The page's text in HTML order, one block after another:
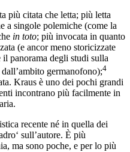
più citata che letta; più letta
a singole polemiche (come la
in toto; più invocata in quanto
(e ancor meno storicizzate
panorama degli studi sulla
germanofono);4
Kraus è uno dei pochi grandi
incontrano più facilmente in
recente né in quella dei
sull’autore. È più
ma sono poche, e per lo più